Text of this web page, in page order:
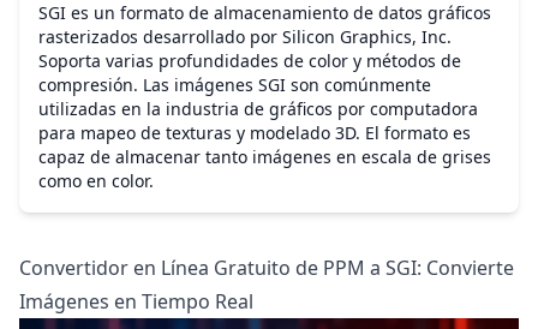
SGI es un formato de almacenamiento de datos gráficos
rasterizados desarrollado por Silicon Graphics, Inc.
Soporta varias profundidades de color y métodos de
compresión. Las imágenes SGI son comúnmente
utilizadas en la industria de gráficos por computadora
para mapeo de texturas y modelado 3D. El formato es
capaz de almacenar tanto imágenes en escala de grises
como en color.
Convertidor en Línea Gratuito de PPM a SGI: Convierte
Imágenes en Tiempo Real